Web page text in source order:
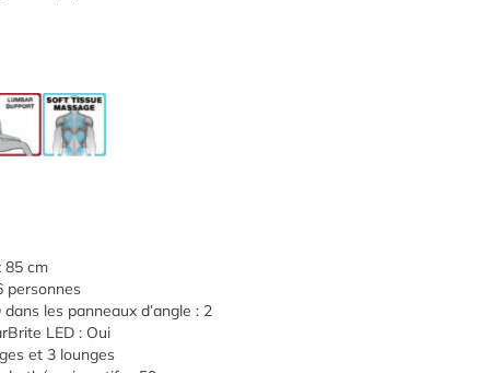
85 cm
personnes
les panneaux d’angle : 2
LED : Oui
et 3 lounges